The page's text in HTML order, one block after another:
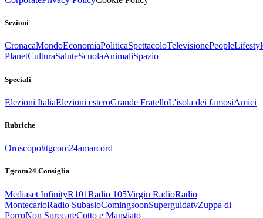
Sezioni
CronacaMondoEconomiaPoliticaSpettacoloTelevisionePeople
PlanetCulturaSaluteScuolaAnimaliSpazio
Speciali
Elezioni ItaliaElezioni esteroGrande FratelloL'isola dei famosiAmici
Rubriche
Oroscopo#tgcom24amarcord
Tgcom24 Consiglia
Mediaset InfinityR101Radio 105Virgin RadioRadio
MontecarloRadio SubasioComingsoonSuperguidatvZuppa di
PorroNon SprecareCotto e Mangiato